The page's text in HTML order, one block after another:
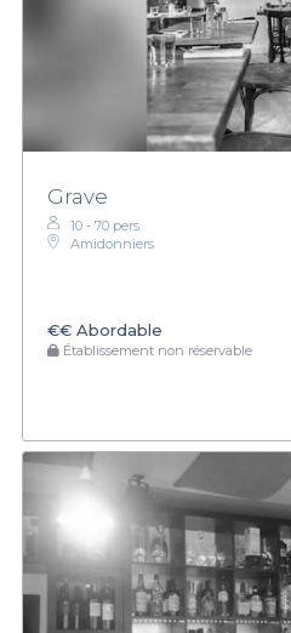
Grave
10 - 70 pers.
Amidonniers
€€ Abordable
Établissement non réservable